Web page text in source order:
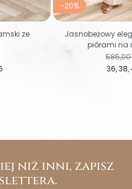
ze
-20%
36 38
Cena
585,00
Jasnobeżowy
piórami na
niż inni, zapisz